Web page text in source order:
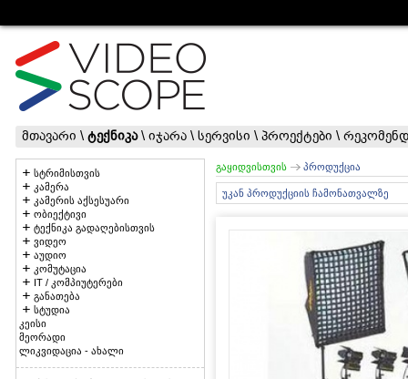
მთავარი \ ტექნიკა\ იჯარა \ სერვისი \ პროექტები \
სტრიმისთვის
კამერა
კამერის აქსესუარი
ობიექტივი
ტექნიკა გადაღებისთვის
ვიდეო
აუდიო
კომუტაცია
IT / კომპიუტერები
განათება
სტუდია
კეისი
მეორადი
ლიკვიდაცია - ახალი
გაყიდვისთვის პროდუქცია
უკან პროდუქციის ჩამონათვალზე